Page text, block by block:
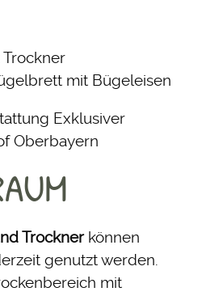
Trocknerkönnen
genutzt werden.
mit